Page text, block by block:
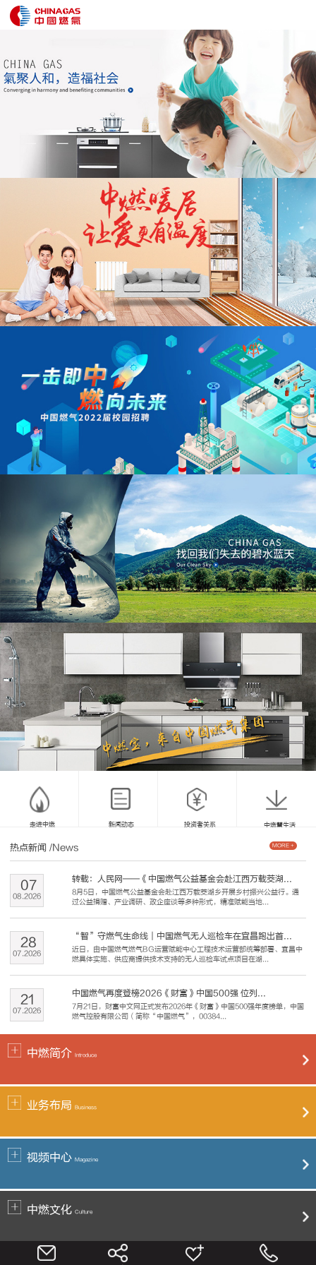
走进中燃 新闻动态 投资者关系 中燃慧生活
热点新闻 /News
转载：人民网——《中国燃气公益基金会赴江西万载茭湖...
8月5日，中国燃气公益基金会赴江西万载茭湖乡开展乡村振兴公益行。通
过公益捐赠、产业调研、政企座谈等多种形式，精准赋能当地...
08.2026
07
“智”守燃气生命线｜中国燃气无人巡检车在宜昌跑出首...
近日，由中国燃气燃气BG运营赋能中心工程技术运营部统筹部署、宜昌中
燃具体实施、供应商提供技术支持的无人巡检车试点项目在湖...
07.2026
28
中国燃气再度登榜2026《财富》中国500强 位列...
7月21日，财富中文网正式发布2026年《财富》中国500强年度榜单，中国
燃气控股有限公司（简称“中国燃气”，00384...
07.2026
21
MORE +
中燃简介 Introduce
业务布局 Business
视频中心 Magazine
中燃文化 Culture